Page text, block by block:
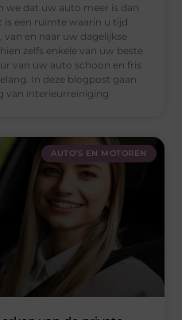
we dat uw auto meer is dan
is een ruimte waarin u tijd
en naar uw dagelijkse
zelfs enkele van uw beste
van uw auto schoon en fris
In deze blogpost gaan
van interieurreiniging
AUTO’S EN MOTOREN